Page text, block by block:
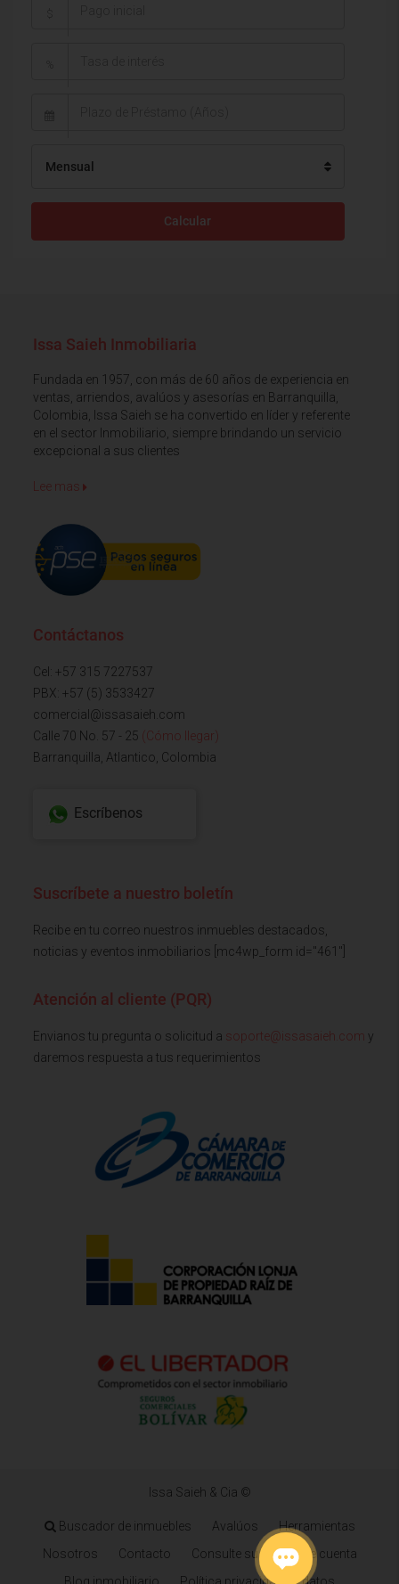
Mensual
Calcular
Issa Saieh Inmobiliaria
Fundada en 1957, con más de 60 años de experiencia en
ventas, arriendos, avalúos y asesorías en Barranquilla,
Colombia, Issa Saieh se ha convertido en líder y referente
en el sector Inmobiliario, siempre brindando un servicio
excepcional a sus clientes
Lee mas
Contáctanos
Cel: +57 315 7227537
PBX: +57 (5) 3533427
comercial@issasaieh.com
Calle 70 No. 57 - 25 (Cómo llegar)
Barranquilla, Atlantico, Colombia
Escríbenos
Suscríbete a nuestro boletín
Recibe en tu correo nuestros inmuebles destacados,
noticias y eventos inmobiliarios [mc4wp_form id="461"]
Atención al cliente (PQR)
Envianos tu pregunta o solicitud a soporte@issasaieh.com y
daremos respuesta a tus requerimientos
Issa Saieh & Cia ©
Buscador de inmuebles Avalúos
Herramientas
Nosotros
Contacto
Consulte su estado de cuenta
Blog inmobiliario
Política privacidad de datos